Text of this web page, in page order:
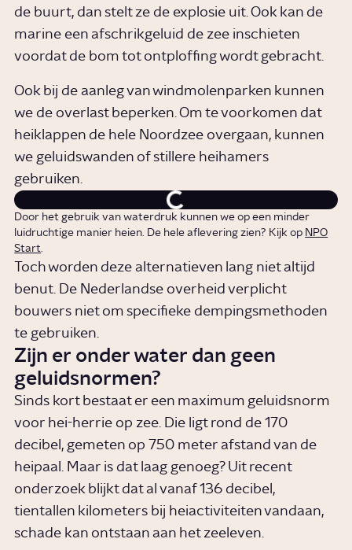
de buurt, dan stelt ze de explosie uit. Ook kan de
marine een afschrikgeluid de zee inschieten
voordat de bom tot ontploffing wordt gebracht.
Ook bij de aanleg van windmolenparken kunnen
we de overlast beperken. Om te voorkomen dat
heiklappen de hele Noordzee overgaan, kunnen
we geluidswanden of stillere heihamers
gebruiken.
Door het gebruik van waterdruk kunnen we op een minder
luidruchtige manier heien. De hele aflevering zien? Kijk op NPO
Start.
Toch worden deze alternatieven lang niet altijd
benut. De Nederlandse overheid verplicht
bouwers niet om specifieke dempingsmethoden
te gebruiken.
Zijn er onder water dan geen
geluidsnormen?
Sinds kort bestaat er een maximum geluidsnorm
voor hei-herrie op zee. Die ligt rond de 170
decibel, gemeten op 750 meter afstand van de
heipaal. Maar is dat laag genoeg? Uit recent
onderzoek blijkt dat al vanaf 136 decibel,
tientallen kilometers bij heiactiviteiten vandaan,
schade kan ontstaan aan het zeeleven.